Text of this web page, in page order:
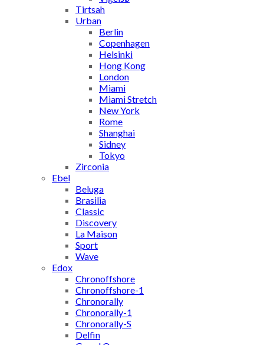
Tirtsah
Urban
Berlin
Copenhagen
Helsinki
Hong Kong
London
Miami
Miami Stretch
New York
Rome
Shanghai
Sidney
Tokyo
Zirconia
Ebel
Beluga
Brasilia
Classic
Discovery
La Maison
Sport
Wave
Edox
Chronoffshore
Chronoffshore-1
Chronorally
Chronorally-1
Chronorally-S
Delfin